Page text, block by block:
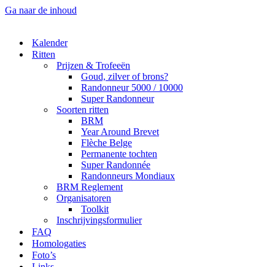
Ga naar de inhoud
Kalender
Ritten
Prijzen & Trofeeën
Goud, zilver of brons?
Randonneur 5000 / 10000
Super Randonneur
Soorten ritten
BRM
Year Around Brevet
Flèche Belge
Permanente tochten
Super Randonnée
Randonneurs Mondiaux
BRM Reglement
Organisatoren
Toolkit
Inschrijvingsformulier
FAQ
Homologaties
Foto’s